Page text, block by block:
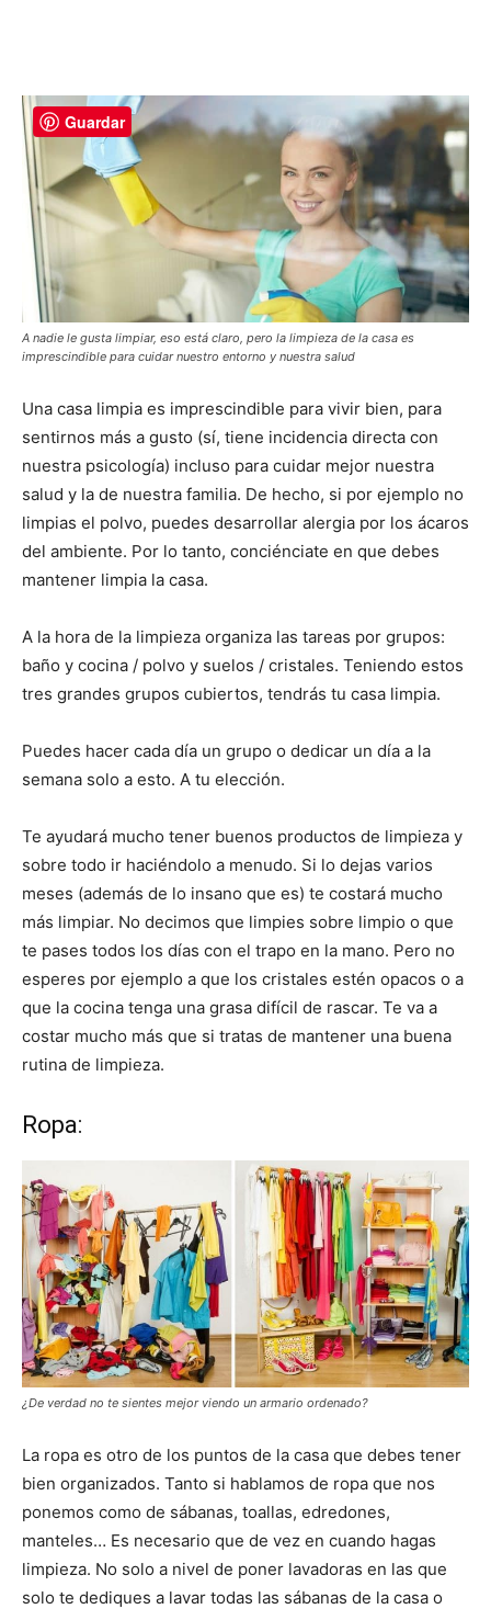
A nadie le gusta limpiar, eso está claro, pero la limpieza de la casa es
imprescindible para cuidar nuestro entorno y nuestra salud
Una casa limpia es imprescindible para vivir bien, para
sentirnos más a gusto (sí, tiene incidencia directa con
nuestra psicología) incluso para cuidar mejor nuestra
salud y la de nuestra familia. De hecho, si por ejemplo no
limpias el polvo, puedes desarrollar alergia por los ácaros
del ambiente. Por lo tanto, conciénciate en que debes
mantener limpia la casa.
A la hora de la limpieza organiza las tareas por grupos:
baño y cocina / polvo y suelos / cristales. Teniendo estos
tres grandes grupos cubiertos, tendrás tu casa limpia.
Puedes hacer cada día un grupo o dedicar un día a la
semana solo a esto. A tu elección.
Te ayudará mucho tener buenos productos de limpieza y
sobre todo ir haciéndolo a menudo. Si lo dejas varios
meses (además de lo insano que es) te costará mucho
más limpiar. No decimos que limpies sobre limpio o que
te pases todos los días con el trapo en la mano. Pero no
esperes por ejemplo a que los cristales estén opacos o a
que la cocina tenga una grasa difícil de rascar. Te va a
costar mucho más que si tratas de mantener una buena
rutina de limpieza.
Ropa:
¿De verdad no te sientes mejor viendo un armario ordenado?
La ropa es otro de los puntos de la casa que debes tener
bien organizados. Tanto si hablamos de ropa que nos
ponemos como de sábanas, toallas, edredones,
manteles… Es necesario que de vez en cuando hagas
limpieza. No solo a nivel de poner lavadoras en las que
solo te dediques a lavar todas las sábanas de la casa o
Guardar